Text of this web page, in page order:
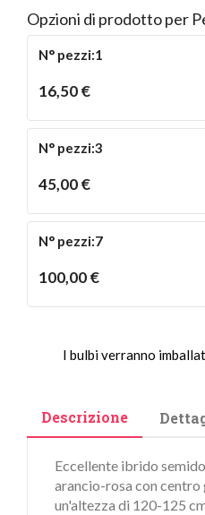
Opzioni di prodotto per
N° pezzi:1
16,50 €
N° pezzi:3
45,00 €
N° pezzi:7
100,00 €
I bulbi verranno
Descrizione
Eccellente ibrido
arancio-rosa con
un'altezza di 120-125